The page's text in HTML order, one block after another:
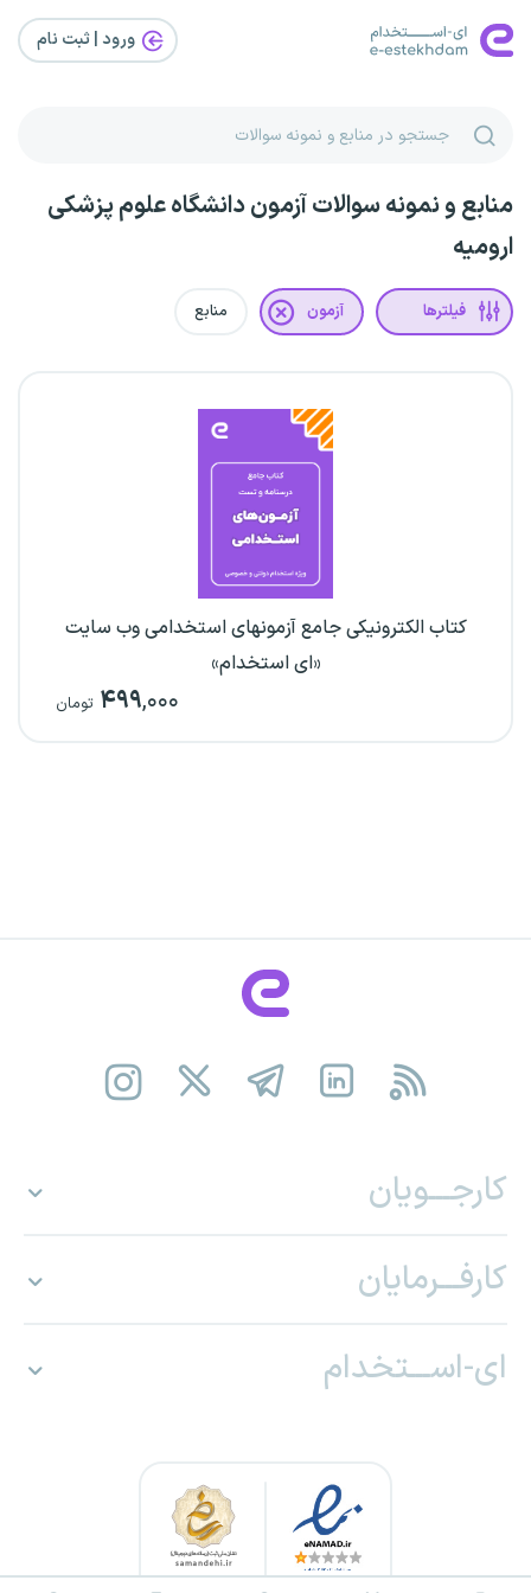
ورود | ثبت‌ نام
منابع و نمونه سوالات آزمون دانشگاه علوم پزشکی
ارومیه
فیلترها آزمون منابع
کتاب الکترونیکی جامع آزمونهای استخدامی وب سایت
«ای استخدام»
۴۹۹,۰۰۰ تومان
کارجـــویان
کارفـــرمایان
ای-اســـتخدام